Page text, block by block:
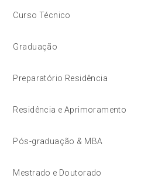
Curso Técnico
Graduação
Preparatório Residência
Residência e Aprimoramento
Pós-graduação & MBA
Mestrado e Doutorado